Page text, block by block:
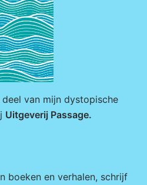
van mijn dystopische
Uitgeverij Passage.
boeken en verhalen, schrijf